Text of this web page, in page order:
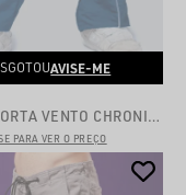
AVISE-ME
CALÇA CORTA VENTO CHRONIC AZUL 013V2
PARA VER O PREÇO